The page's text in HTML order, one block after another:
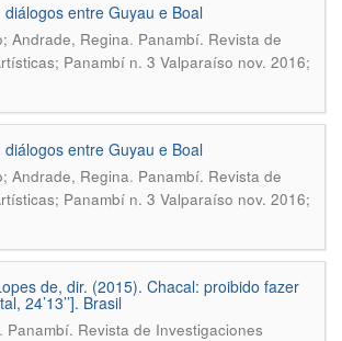
entre Guyau e Boal
Andrade, Regina. Panambí. Revista de
Panambí n. 3 Valparaíso nov. 2016;
entre Guyau e Boal
Andrade, Regina. Panambí. Revista de
Panambí n. 3 Valparaíso nov. 2016;
de, dir. (2015). Chacal: proibido fazer
24’13’’]. Brasil
. Panambí. Revista de Investigaciones